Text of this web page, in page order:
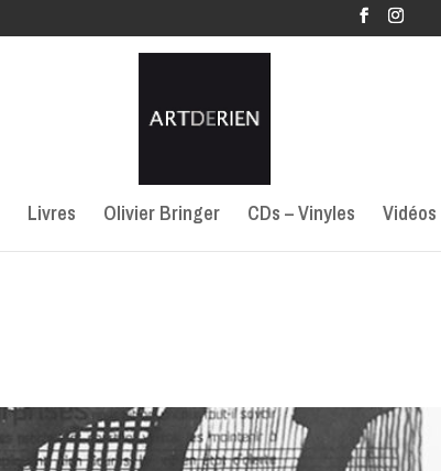
Livres Olivier Bringer CDs – Vinyles Vidéos